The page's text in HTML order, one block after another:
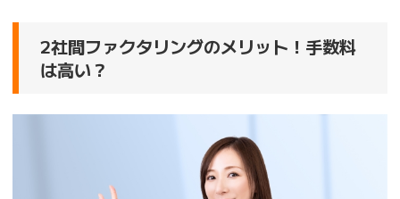
2社間ファクタリングのメリット！手数料
は高い？